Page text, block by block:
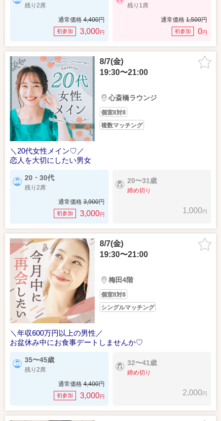
残り2席
通常価格 4,400円
初参加 3,000円
残り1席
通常価格 1,500円
初参加 0円
8/7(金)
19:30〜21:00
心斎橋ラウンジ
個室8対8
複数マッチング
＼20代女性メイン♡／
恋人を大切にしたい男女
20・30代
残り2席
通常価格 3,900円
初参加 3,000円
20〜31歳
締め切り
1,000円
8/7(金)
19:30〜21:00
梅田4階
個室8対8
シングルマッチング
＼年収600万円以上の男性／
お盆休み中にお食事デートしませんか♡
35〜45歳
残り2席
通常価格 4,400円
初参加 3,000円
32〜41歳
締め切り
2,000円